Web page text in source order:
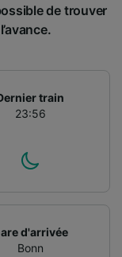
de trouver
train
23:56
d'arrivée
Bonn
et